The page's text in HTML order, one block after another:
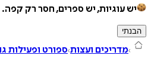
יש עוגיות, יש ספרים, חסר רק קפה.
הבנתי
מדריכים ועצות ספורט ופעילות